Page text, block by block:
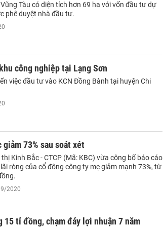
Tàu có diện tích hơn 69 ha với vốn đầu tư dự
phê duyệt nhà đầu tư.
công nghiệp tại Lạng Sơn
việc đầu tư vào KCN Đồng Bành tại huyện Chi
giảm 73% sau soát xét
Kinh Bắc - CTCP (Mã: KBC) vừa công bố báo cáo
ròng của cổ đông công ty mẹ giảm mạnh 73%, từ
2020
tỉ đồng, chạm đáy lợi nhuận 7 năm